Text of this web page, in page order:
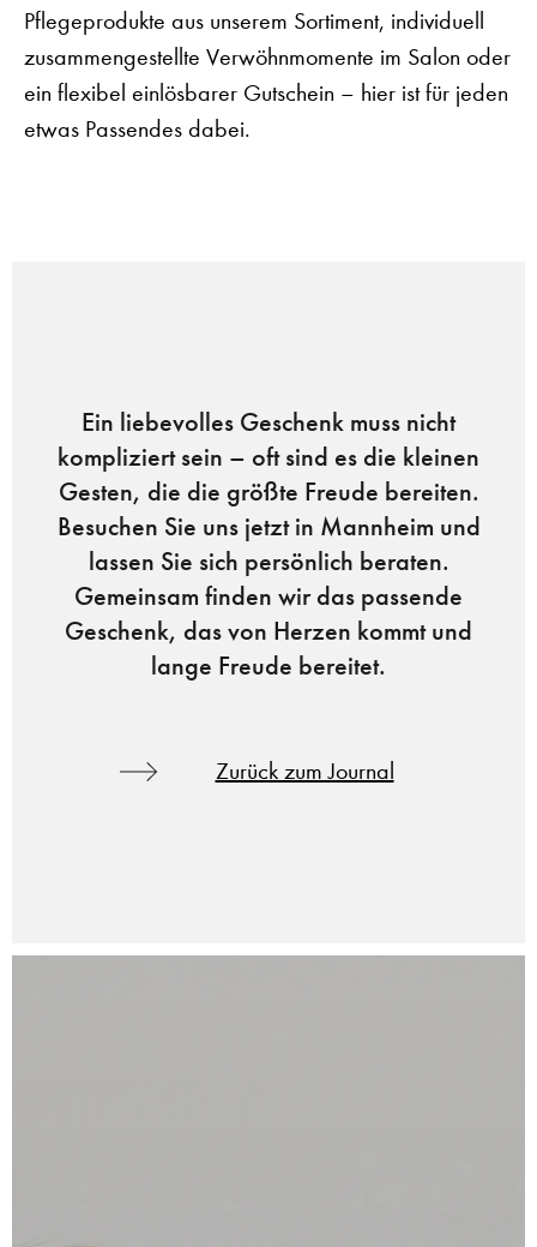
Pflegeprodukte aus unserem Sortiment, individuell
zusammengestellte Verwöhnmomente im Salon oder
ein flexibel einlösbarer Gutschein – hier ist für jeden
etwas Passendes dabei.
Ein liebevolles Geschenk muss nicht
kompliziert sein – oft sind es die kleinen
Gesten, die die größte Freude bereiten.
Besuchen Sie uns jetzt in Mannheim und
lassen Sie sich persönlich beraten.
Gemeinsam finden wir das passende
Geschenk, das von Herzen kommt und
lange Freude bereitet.
Zurück zum Journal